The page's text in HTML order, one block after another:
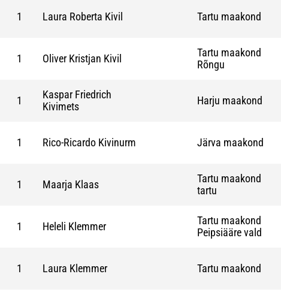
1 Laura Roberta Kivil Tartu maakond
1 Oliver Kristjan Kivil
Tartu maakond
Rõngu
1
Kaspar Friedrich
Kivimets
Harju maakond
1 Rico-Ricardo Kivinurm Järva maakond
1 Maarja Klaas
Tartu maakond
tartu
1 Heleli Klemmer
Tartu maakond
Peipsiääre vald
1 Laura Klemmer Tartu maakond